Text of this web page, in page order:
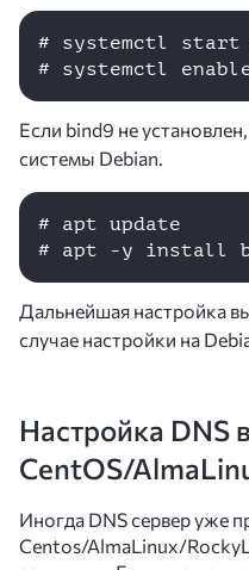
# systemctl start
Если bind9 не
системы Debian.
# apt update
# apt -y install
Дальнейшая настройка
случае настройки на
Настройка DNS
CentOS/
Иногда DNS сервер уже
Сentos/AlmaLinux/